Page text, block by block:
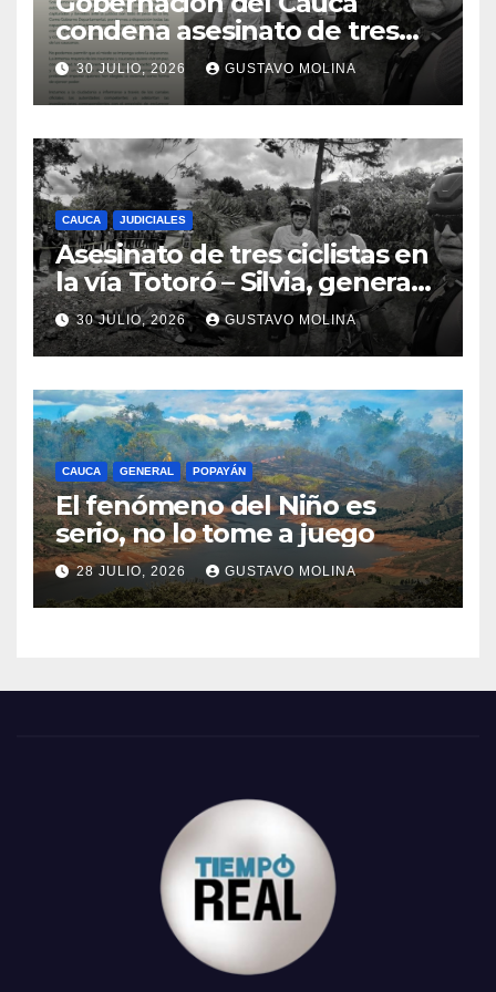
condena asesinato de tres
ciudadanos y exige medidas
urgentes al Gobierno
Nacional
30 JULIO, 2026 GUSTAVO MOLINA
CAUCA JUDICIALES
Asesinato de tres ciclistas en
la vía Totoró – Silvia, genera
consternación en el Cauca
30 JULIO, 2026 GUSTAVO MOLINA
CAUCA GENERAL POPAYÁN
El fenómeno del Niño es
serio, no lo tome a juego
28 JULIO, 2026 GUSTAVO MOLINA